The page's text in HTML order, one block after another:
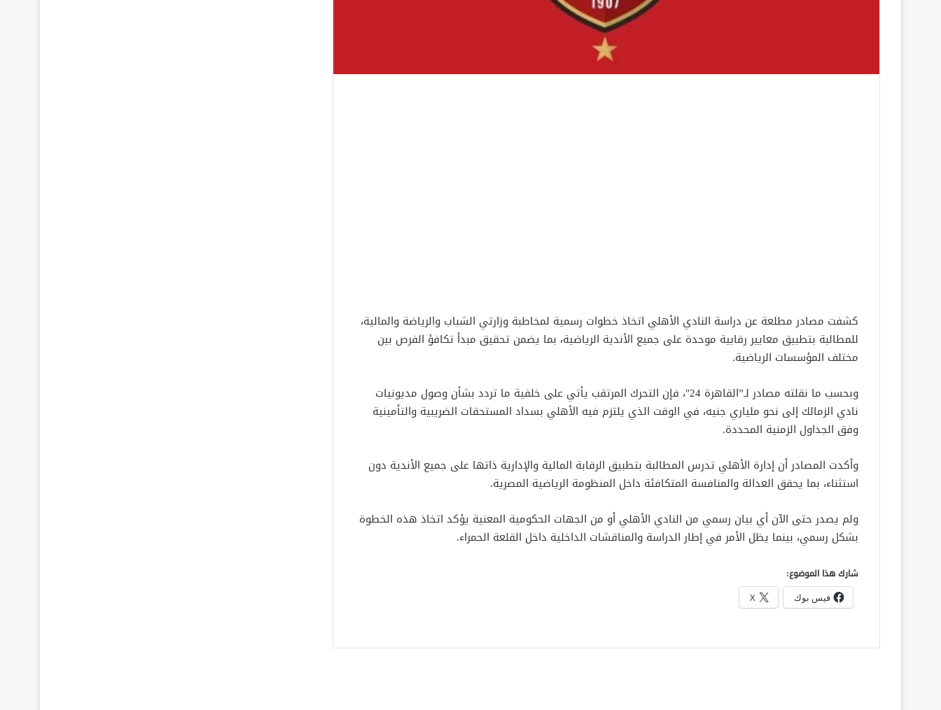
كشفت مصادر مطلعة عن دراسة النادي الأهلي اتخاذ خطوات رسمية لمخاطبة وزارتي الشباب والرياضة والمالية،
للمطالبة بتطبيق معايير رقابية موحدة على جميع الأندية الرياضية، بما يضمن تحقيق مبدأ تكافؤ الفرص بين
مختلف المؤسسات الرياضية.
وبحسب ما نقلته مصادر لـ”القاهرة 24″، فإن التحرك المرتقب يأتي على خلفية ما تردد بشأن وصول مديونيات
نادي الزمالك إلى نحو ملياري جنيه، في الوقت الذي يلتزم فيه الأهلي بسداد المستحقات الضريبية والتأمينية
وفق الجداول الزمنية المحددة.
وأكدت المصادر أن إدارة الأهلي تدرس المطالبة بتطبيق الرقابة المالية والإدارية ذاتها على جميع الأندية دون
استثناء، بما يحقق العدالة والمنافسة المتكافئة داخل المنظومة الرياضية المصرية.
ولم يصدر حتى الآن أي بيان رسمي من النادي الأهلي أو من الجهات الحكومية المعنية يؤكد اتخاذ هذه الخطوة
بشكل رسمي، بينما يظل الأمر في إطار الدراسة والمناقشات الداخلية داخل القلعة الحمراء.
شارك هذا الموضوع:
فيس بوك X